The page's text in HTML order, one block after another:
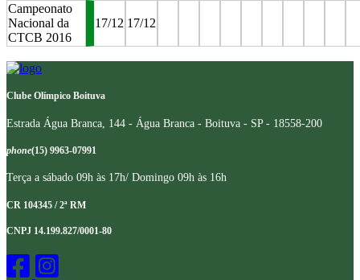
Campeonato
Nacional da
CTCB 2016
17/12 17/12
Clube Olímpico Boituva
Estrada Água Branca, 144 - Água Branca - Boituva - SP - 18558-200
phone(15) 9963-07991
Terça a sábado 09h às 17h/ Domingo 09h às 16h
CR 104345 / 2ª RM
CNPJ 14.199.827/0001-80